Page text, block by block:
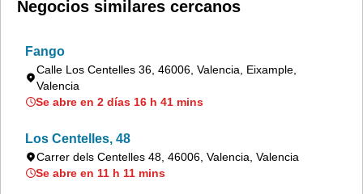
Negocios similares cercanos
Fango
Calle Los Centelles 36, 46006, Valencia, Eixample,
Valencia
Se abre en 2 días 16 h 41 mins
Los Centelles, 48
Carrer dels Centelles 48, 46006, Valencia, Valencia
Se abre en 11 h 11 mins